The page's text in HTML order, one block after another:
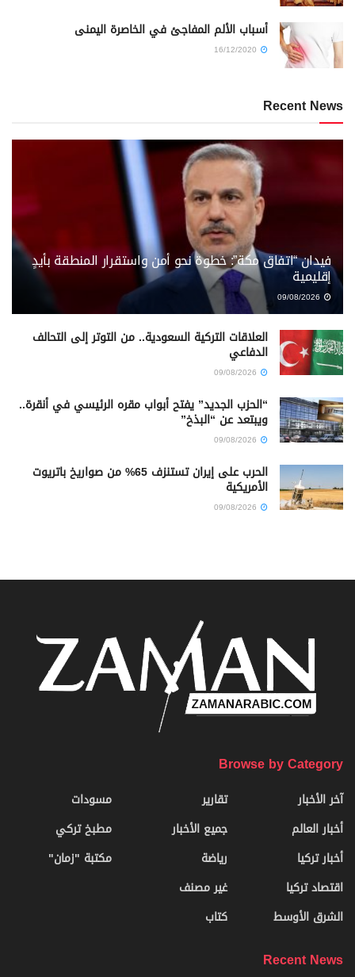
أسباب الألم المفاجئ في الخاصرة اليمنى
Recent News
فيدان “اتفاق مكة”: خطوة نحو أمن واستقرار المنطقة بأيدٍ
إقليمية
العلاقات التركية السعودية.. من التوتر إلى التحالف
الدفاعي
“الحزب الجديد” يفتح أبواب مقره الرئيسي في أنقرة..
ويبتعد عن “البذخ”
الحرب على إيران تستنزف 65% من صواريخ باتريوت
الأمريكية
Browse by Category
آخر الأخبار
أخبار العالم
أخبار تركيا
اقتصاد تركيا
الشرق الأوسط
تقارير
جميع الأخبار
رياضة
غير مصنف
كتاب
مسودات
مطبخ تركي
مكتبة "زمان"
Recent News